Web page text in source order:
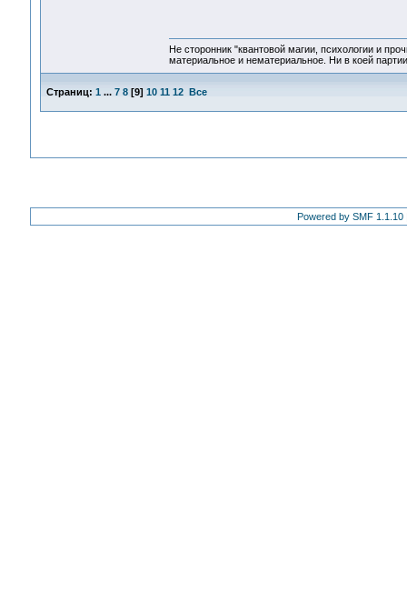
Не сторонник "квантовой магии, психологии и
материальное и нематериальное. Ни в коей
Страниц: 1 ... 7 8[9] 10 11 12 Все
Powered by SMF 1.1.10